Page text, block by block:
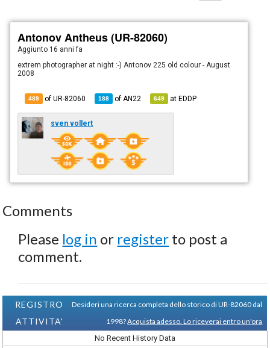
Antonov Antheus (UR-82060)
Aggiunto 16 anni fa
extrem photographer at night :-) Antonov 225 old colour - August
2008
489 of UR-82060 188 of AN22 649 atEDDP
sven vollert
Comments
Please log in or register to post a
comment.
REGISTRO
ATTIVITA'
Desideri una ricerca completa dello storico di UR-82060 dal
1998?Acquista adesso. Lo riceverai entro un'ora
No Recent History Data